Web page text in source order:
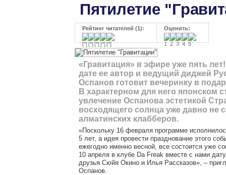
Пятилетие
Рейтинг читателей (1): Оценить:
«Гравитация» в эфире уже пять
дате ее автор и ведущий диджей
Оспанов готовит вечеринку в
В характерном для него японском
увлечение Оспанова эстетикой
восходящего солнца уже давно не
алматинских клабберов.
«Поскольку 16 февраля программе
5 лет, а идея провести празднование этого
ежегодно именно весной, все состоится уже
10 апреля в клубе Da Freak вместе с нами
друзья Сюйя Окино и Илья Рассказов», –
Оспанов.